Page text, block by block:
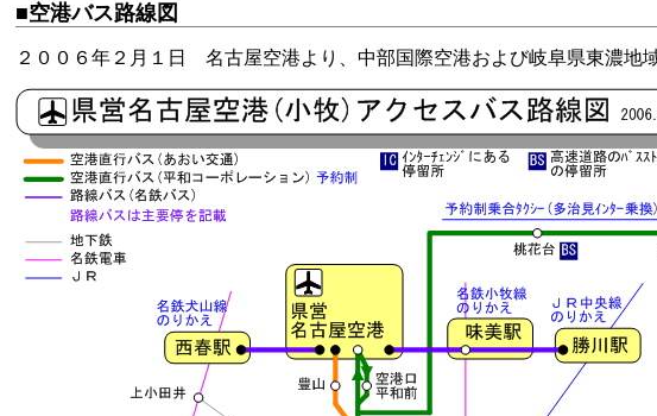
■空港バス路線図
２００６年２月１日 名古屋空港より、中部国際空港および岐阜県東濃地